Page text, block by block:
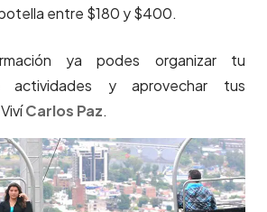
entre $180 y $400.
ya podes organizar tu
actividades y aprovechar tus
Carlos Paz.